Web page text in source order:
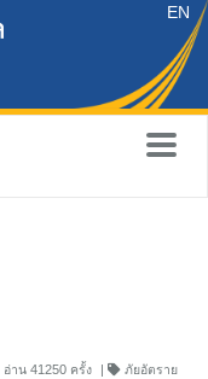
EN
อ่าน 41250 ครั้ง ภัยอัตราย